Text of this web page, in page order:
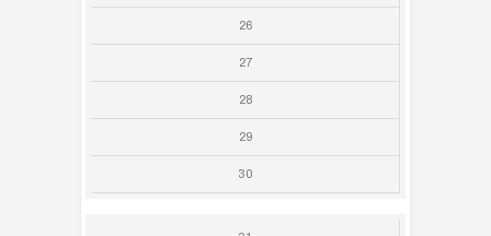
26
27
28
29
30